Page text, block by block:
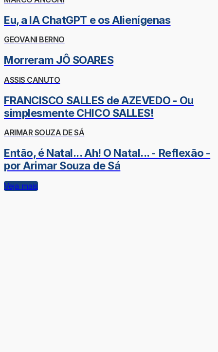
Eu, a IA ChatGPT e os Alienígenas
GEOVANI BERNO
Morreram JÔ SOARES
ASSIS CANUTO
FRANCISCO SALLES de AZEVEDO - Ou
simplesmente CHICO SALLES!
ARIMAR SOUZA DE SÁ
Então, é Natal... Ah! O Natal... - Reflexão -
por Arimar Souza de Sá
Veja mais